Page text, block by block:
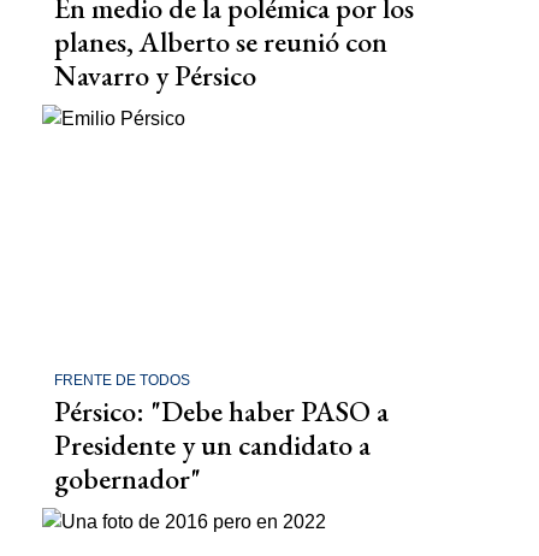
planes, Alberto se reunió con
Navarro y Pérsico
FRENTE DE TODOS
Pérsico: "Debe haber PASO a
Presidente y un candidato a
gobernador"